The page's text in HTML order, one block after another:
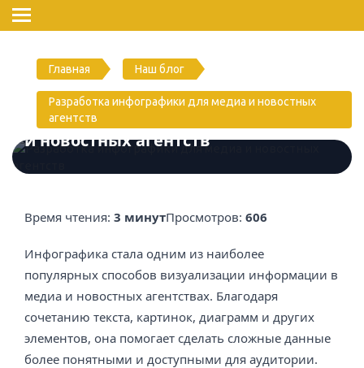
Главная Наш блог
Разработка инфографики для медиа и новостных
агентств
Разработка инфографики для медиа
и новостных агентств
Время чтения: 3 минутПросмотров: 606
Инфографика стала одним из наиболее
популярных способов визуализации информации в
медиа и новостных агентствах. Благодаря
сочетанию текста, картинок, диаграмм и других
элементов, она помогает сделать сложные данные
более понятными и доступными для аудитории.